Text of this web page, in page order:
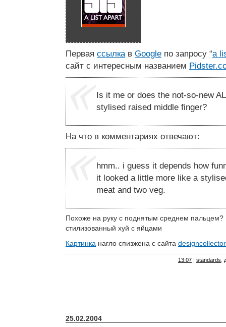
Первая ссылкав Google по запросу “a
сайт с интересным названием
Is it me or does the not-so-new
stylised raised middle finger?
На что в комментариях отвечают:
hmm.. i guess it depends how
it looked a little more like a
meat and two veg.
Похоже на руку с поднятым среднем
стилизованный хуй с яйцами
Картинка нагло спизжена с сайта
13:07 | standards
25.02.2004